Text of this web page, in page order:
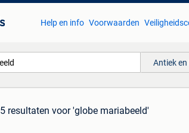
Help en info Voorwaarden
Antiek
5 resultaten voor 'globe mariabeeld'